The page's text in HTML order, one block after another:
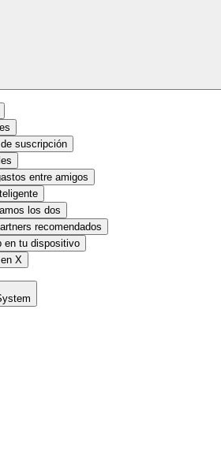
suscripción
entre amigos
los dos
recomendados
en tu dispositivo
X